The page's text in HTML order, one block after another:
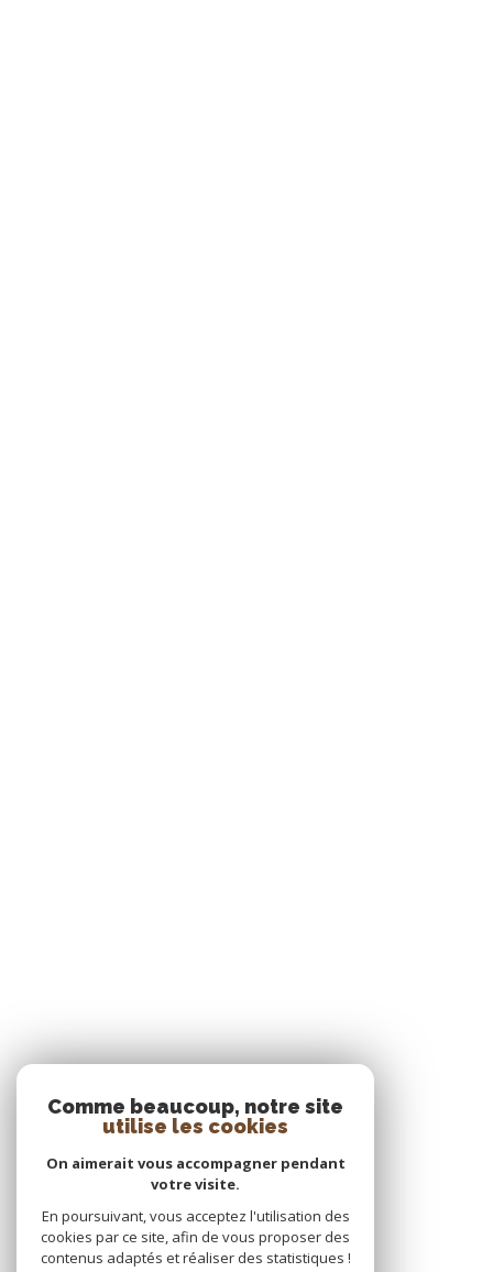
Comme beaucoup, notre site
utilise les cookies
On aimerait vous accompagner pendant
votre visite.
En poursuivant, vous acceptez l'utilisation des
cookies par ce site, afin de vous proposer des
contenus adaptés et réaliser des statistiques !